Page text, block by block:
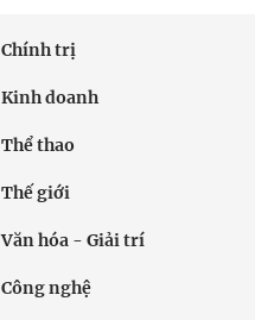
Chính trị
Kinh doanh
Thể thao
Thế giới
Văn hóa - Giải trí
Công nghệ